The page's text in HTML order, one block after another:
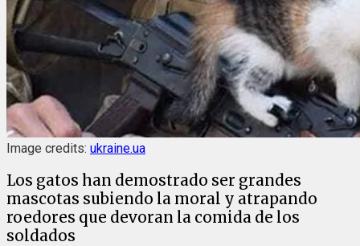
Image credits: ukraine.ua
Los gatos han demostrado ser grandes
mascotas subiendo la moral y atrapando
roedores que devoran la comida de los
soldados